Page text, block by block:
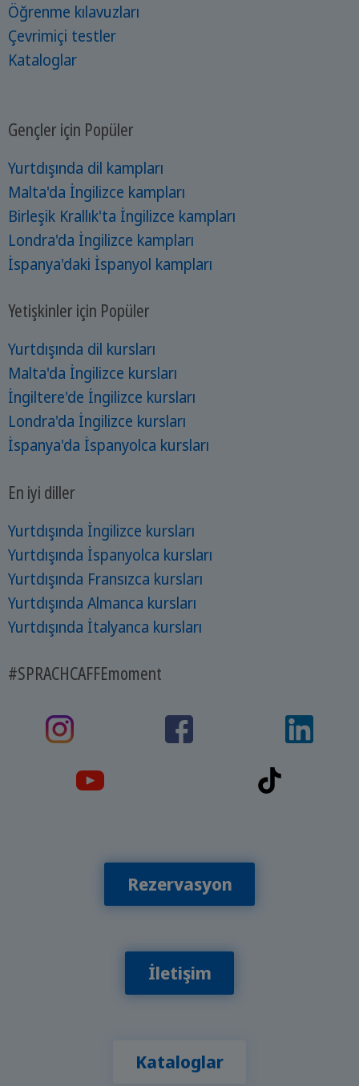
Öğrenme kılavuzları
Çevrimiçi testler
Kataloglar
Gençler için Popüler
Yurtdışında dil kampları
Malta'da İngilizce kampları
Birleşik Krallık'ta İngilizce kampları
Londra'da İngilizce kampları
İspanya'daki İspanyol kampları
Yetişkinler için Popüler
Yurtdışında dil kursları
Malta'da İngilizce kursları
İngiltere'de İngilizce kursları
Londra'da İngilizce kursları
İspanya'da İspanyolca kursları
En iyi diller
Yurtdışında İngilizce kursları
Yurtdışında İspanyolca kursları
Yurtdışında Fransızca kursları
Yurtdışında Almanca kursları
Yurtdışında İtalyanca kursları
#SPRACHCAFFEmoment
Rezervasyon
İletişim
Kataloglar